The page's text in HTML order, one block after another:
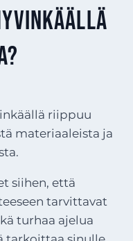
riippuu
materiaaleista ja
siihen, että
tarvittavat
turhaa ajelua